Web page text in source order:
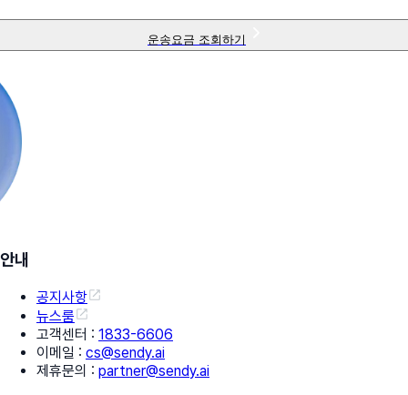
운송요금 조회하기
안내
공지사항
뉴스룸
고객센터 : 1833-6606
이메일 : cs@sendy.ai
제휴문의 : partner@sendy.ai